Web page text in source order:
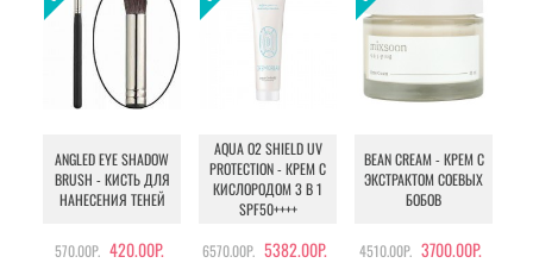
ANGLED EYE SHADOW
BRUSH - КИСТЬ ДЛЯ
НАНЕСЕНИЯ ТЕНЕЙ
570.00Р. 420.00Р.
AQUA O2 SHIELD UV
PROTECTION - КРЕМ С
КИСЛОРОДОМ 3 В 1
SPF50++++
6570.00Р. 5382.00Р.
BEAN CREAM - КРЕМ С
ЭКСТРАКТОМ СОЕВЫХ
БОБОВ
4510.00Р. 3700.00Р.